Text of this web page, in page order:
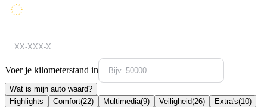
Voer je kilometerstand in
Wat is mijn auto waard?
Highlights
Comfort(22) Multimedia(9) Veiligheid(26) Extra's(10)